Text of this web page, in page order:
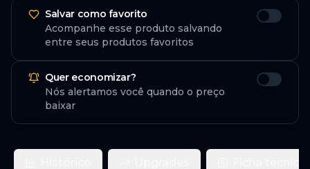
Salvar como favorito
Acompanhe esse produto salvando
entre seus produtos favoritos
Quer economizar?
Nós alertamos você quando o preço
baixar